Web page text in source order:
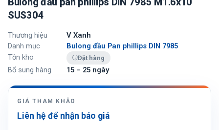
SUS304
Thương hiệu
V Xanh
Danh mục
Bulong đầu Pan phillips DIN 7985
Tồn kho
Đặt hàng
Bổ sung hàng 15 – 25 ngày
GIÁ THAM KHẢO
Liên hệ để nhận báo giá